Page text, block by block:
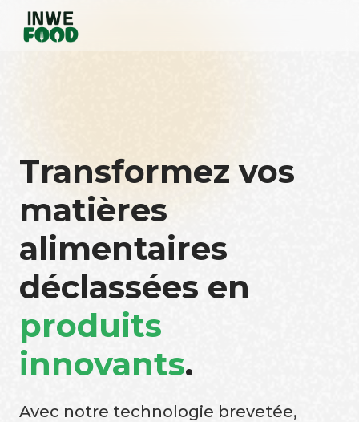
Transformez vos
matières
alimentaires
déclassées en
produits
innovants.
Avec notre technologie brevetée,